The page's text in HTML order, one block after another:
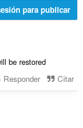
para publicar
be restored
Responder Citar